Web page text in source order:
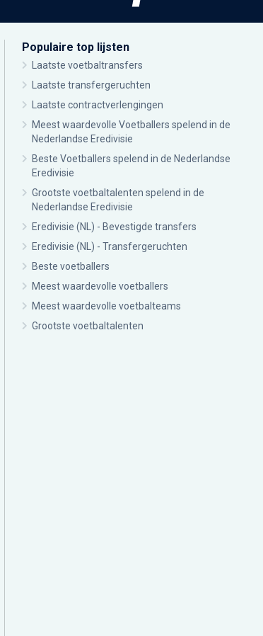
Populaire top lijsten
Laatste voetbaltransfers
Laatste transfergeruchten
Laatste contractverlengingen
Meest waardevolle Voetballers spelend in de
Nederlandse Eredivisie
Beste Voetballers spelend in de Nederlandse
Eredivisie
Grootste voetbaltalenten spelend in de
Nederlandse Eredivisie
Eredivisie (NL) - Bevestigde transfers
Eredivisie (NL) - Transfergeruchten
Beste voetballers
Meest waardevolle voetballers
Meest waardevolle voetbalteams
Grootste voetbaltalenten